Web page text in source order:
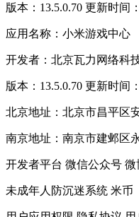
版本：13.5.0.70 更新时间
应用名称：小米游戏中心
开发者：北京瓦力网络科
版本：13.5.0.70 更新时间
北京地址：北京市昌平区
南京地址：南京市建邺区
开发者平台 微信公众号 微
未成年人防沉迷系统 米币